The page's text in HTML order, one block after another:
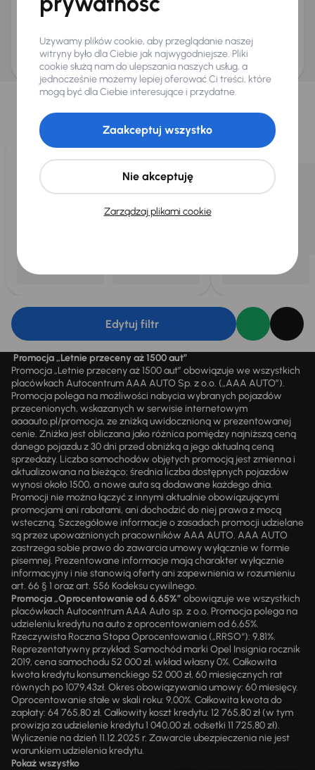
Wyślij zapytanie
ani zagwarantowaną dostępnością pojazdu. AURES Holdings a.s., z siedzibą
Dopraváků 874/15, Čimice, 184 00 Praga 8, będzie przechowywać i przetwarzać
Twoje dane osobowe zgodnie z zasadami ochrony i przetwarzaniadanych
osobowych
Wybraliśmy dla Ciebie
Wybieramy dla Ciebienajlepsze pojazdyz naszej oferty. Kupimy
dla Ciebiedo 400 pojazdówkażdego dnia.
Edytuj filtr
Promocja „Letnie przeceny aż 1500 aut”
Promocja „Letnie przeceny aż 1500 aut” obowiązuje we wszystkich
placówkach Autocentrum AAA AUTO Sp. z o.o. („AAA AUTO”).
Promocja polega na możliwości nabycia wybranych pojazdów
przecenionych, wskazanych w serwisie internetowym
aaaauto.pl/promocja, ze zniżką uwidocznioną w prezentowanej
cenie. Zniżka jest obliczana jako różnica pomiędzy najniższą ceną
danego pojazdu z 30 dni przed obniżką a jego aktualną ceną
sprzedaży. Liczba samochodów objętych promocją jest zmienna i
aktualizowana na bieżąco; średnia liczba dostępnych pojazdów
wynosi około 1500, a nowe auta są dodawane każdego dnia.
Promocji nie można łączyć z innymi aktualnie obowiązującymi
promocjami ani rabatami, ani dochodzić do niej prawa z mocą
wsteczną. Szczegółowe informacje o zasadach promocji udzielane
są przez upoważnionych pracowników AAA AUTO. AAA AUTO
zastrzega sobie prawo do zawarcia umowy wyłącznie w formie
pisemnej. Prezentowane informacje mają charakter wyłącznie
informacyjny i nie stanowią oferty ani zapewnienia w rozumieniu
art. 66 § 1 oraz art. 556 Kodeksu cywilnego.
Promocja „Oprocentowanie od 6,65%” obowiązuje we wszystkich
placówkach Autocentrum AAA Auto sp. z o.o. Promocja polega na
udzieleniu kredytu na auto z oprocentowaniem od 6,65%.
Rzeczywista Roczna Stopa Oprocentowania („RRSO“): 9,81%.
Reprezentatywny przykład: Samochód marki Opel Insignia rocznik
2019, cena samochodu 52 000 zł, wkład własny 0%. Całkowita
kwota kredytu konsumenckiego 52 000 zł, 60 miesięcznych rat
równych po 1079,43zł. Okres obowiązywania umowy: 60 miesięcy.
Oprocentowanie stałe w skali roku: 9,00%. Całkowita kwota do
zapłaty: 64 765,80 zł. Całkowity koszt kredytu: 12 765,80 zł (w tym
prowizja za udzielenie kredytu 1 040,00 zł, odsetki 11 725,80 zł).
Wyliczenie na dzień 11.12.2025 r. Zawarcie ubezpieczenia nie jest
warunkiem udzielenia kredytu.
Pokaż wszystko
Używamy plików cookie, aby przeglądanie naszej
witryny było dla Ciebie jak najwygodniejsze. Pliki
cookie służą nam do ulepszania naszych usług, a
jednocześnie możemy lepiej oferować Ci treści, które
mogą być dla Ciebie interesujące i przydatne.
Zarządzaj plikami cookie
Nie akceptuję
Zaakceptuj wszystko